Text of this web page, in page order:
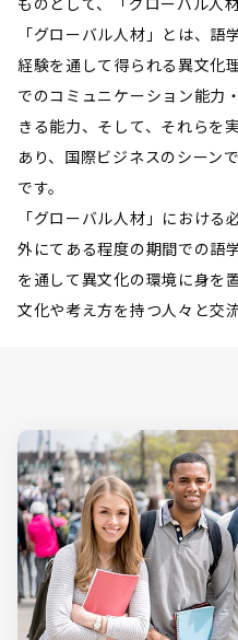
「グローバル人材」とは、
経験を通して得られる異文化
でのコミュニケーション能力
きる能力、そして、それらを
あり、国際ビジネスのシーン
です。
「グローバル人材」におけ
外にてある程度の期間での語
を通して異文化の環境に身を
文化や考え方を持つ人々と交